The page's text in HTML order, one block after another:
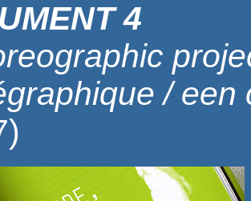
4
/